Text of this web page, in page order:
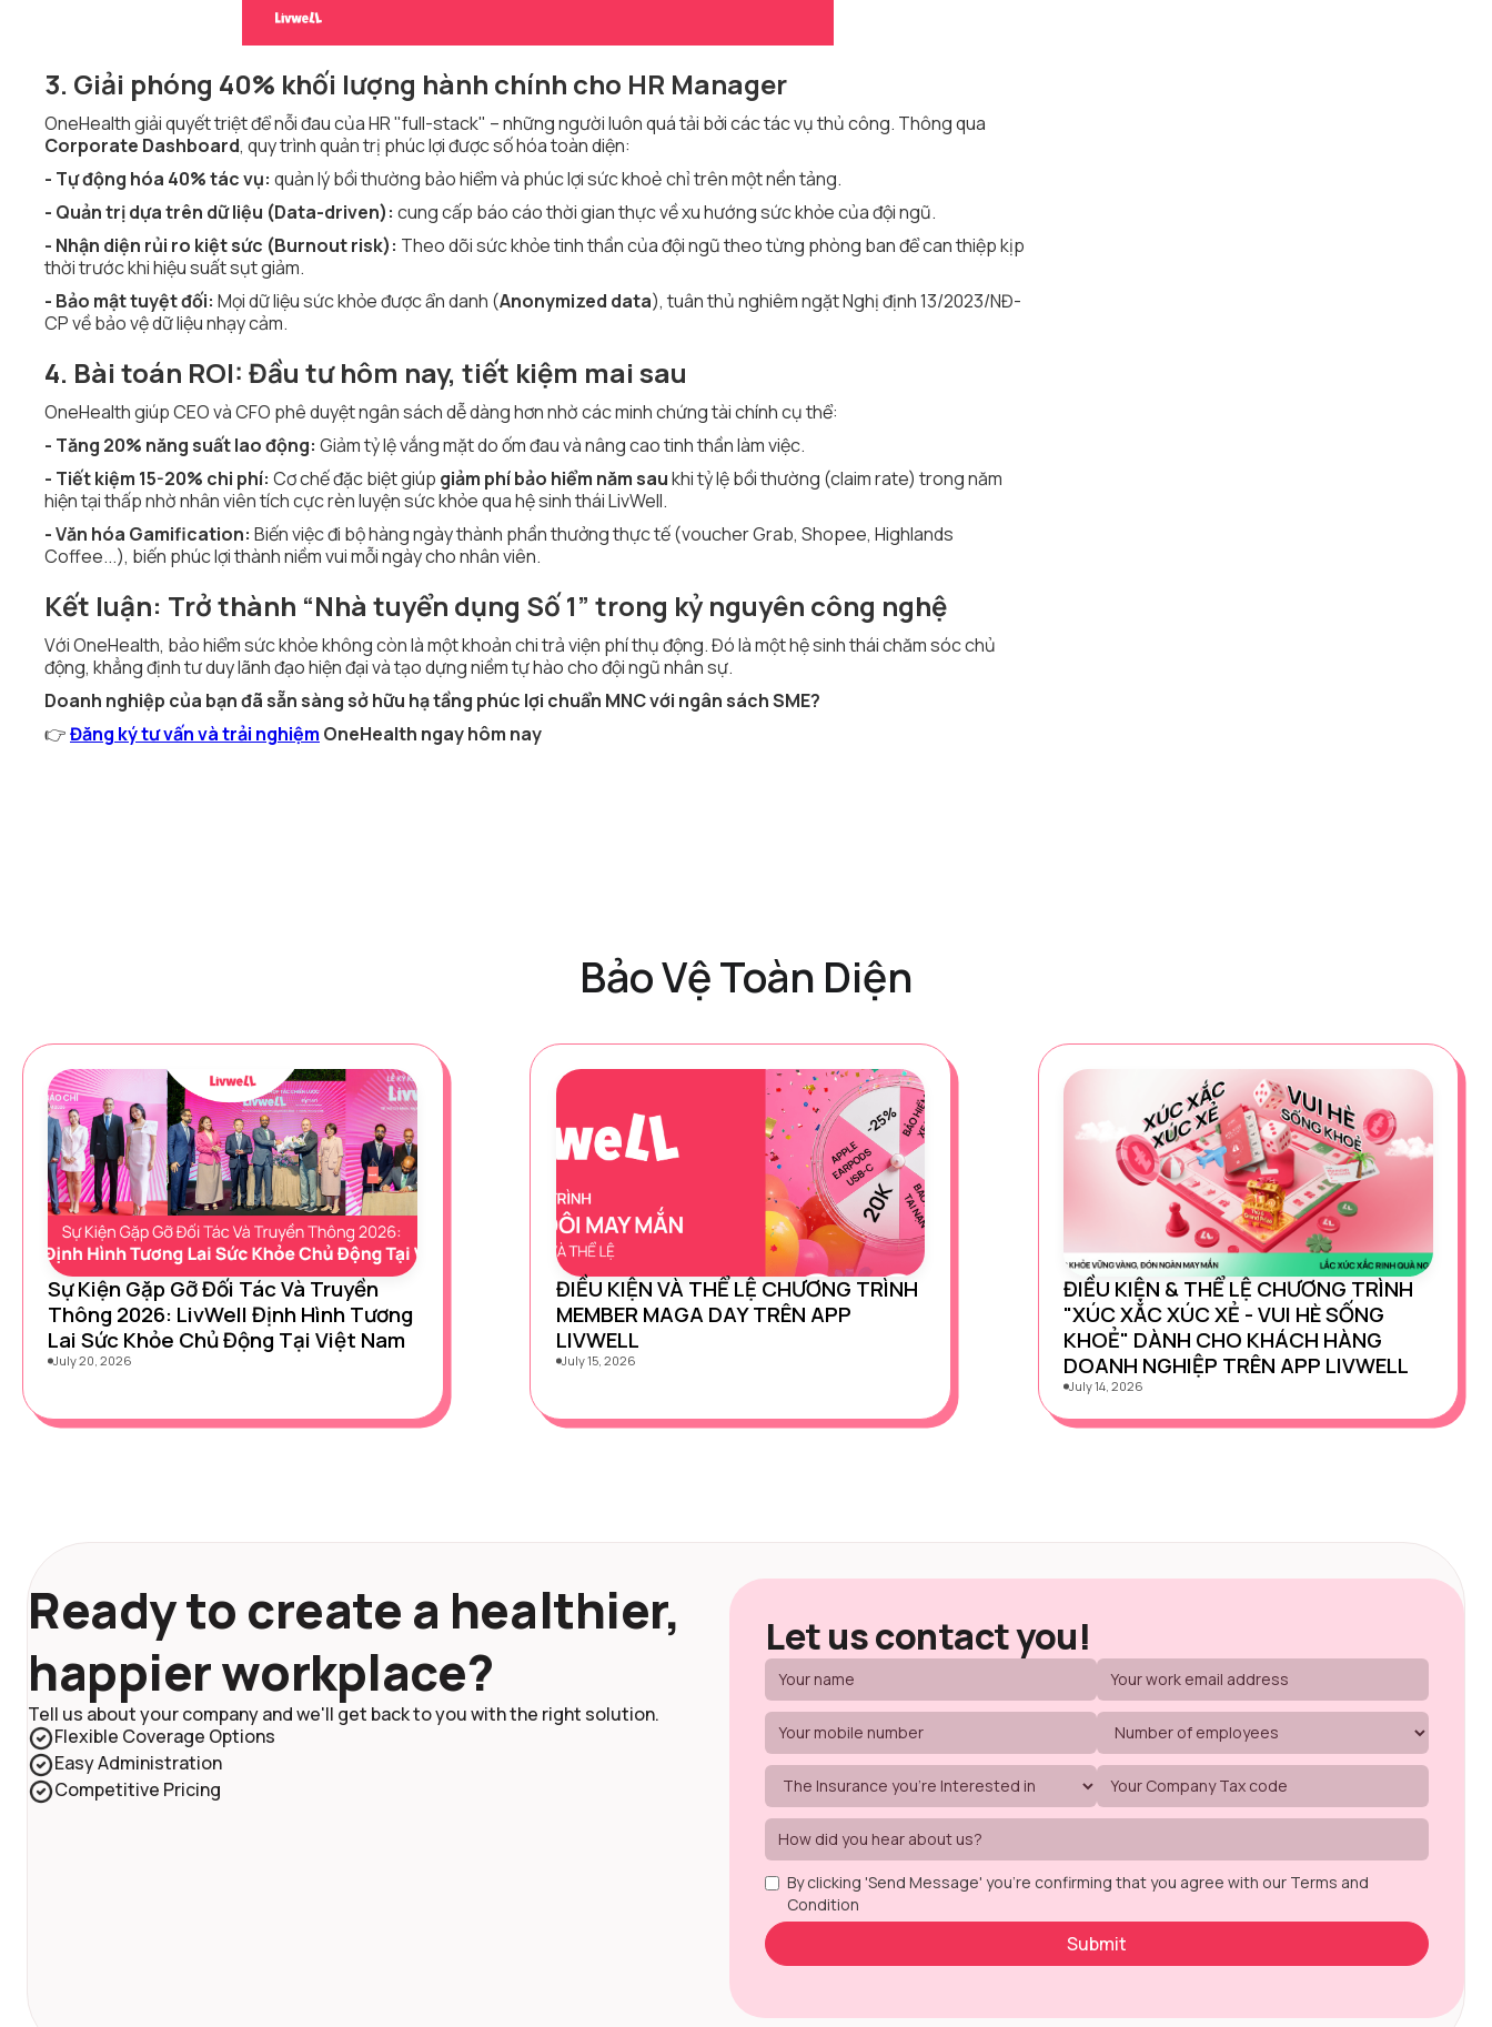
3. Giải phóng 40% khối lượng hành chính cho HR Manager
OneHealth giải quyết triệt để nỗi đau của HR "full-stack" – những người luôn quá tải bởi các tác vụ thủ công. Thông qua
Corporate Dashboard, quy trình quản trị phúc lợi được số hóa toàn diện:
- Tự động hóa 40% tác vụ: quản lý bồi thường bảo hiểm và phúc lợi sức khoẻ chỉ trên một nền tảng.
- Quản trị dựa trên dữ liệu (Data-driven): cung cấp báo cáo thời gian thực về xu hướng sức khỏe của đội ngũ.
- Nhận diện rủi ro kiệt sức (Burnout risk): Theo dõi sức khỏe tinh thần của đội ngũ theo từng phòng ban để can thiệp kịp
thời trước khi hiệu suất sụt giảm.
- Bảo mật tuyệt đối: Mọi dữ liệu sức khỏe được ẩn danh (Anonymized data), tuân thủ nghiêm ngặt Nghị định 13/2023/NĐ-
CP về bảo vệ dữ liệu nhạy cảm.
4. Bài toán ROI: Đầu tư hôm nay, tiết kiệm mai sau
OneHealth giúp CEO và CFO phê duyệt ngân sách dễ dàng hơn nhờ các minh chứng tài chính cụ thể:
- Tăng 20% năng suất lao động: Giảm tỷ lệ vắng mặt do ốm đau và nâng cao tinh thần làm việc.
- Tiết kiệm 15-20% chi phí: Cơ chế đặc biệt giúp giảm phí bảo hiểm năm saukhi tỷ lệ bồi thường (claim rate) trong năm
hiện tại thấp nhờ nhân viên tích cực rèn luyện sức khỏe qua hệ sinh thái LivWell.
- Văn hóa Gamification: Biến việc đi bộ hàng ngày thành phần thưởng thực tế (voucher Grab, Shopee, Highlands
Coffee...), biến phúc lợi thành niềm vui mỗi ngày cho nhân viên.
Kết luận: Trở thành “Nhà tuyển dụng Số 1” trong kỷ nguyên công nghệ
Với OneHealth, bảo hiểm sức khỏe không còn là một khoản chi trả viện phí thụ động. Đó là một hệ sinh thái chăm sóc chủ
động, khẳng định tư duy lãnh đạo hiện đại và tạo dựng niềm tự hào cho đội ngũ nhân sự.
Doanh nghiệp của bạn đã sẵn sàng sở hữu hạ tầng phúc lợi chuẩn MNC với ngân sách SME?
👉Đăng ký tư vấn và trải nghiệm OneHealth ngay hôm nay
Bảo Vệ Toàn Diện
Sự Kiện Gặp Gỡ Đối Tác Và Truyền
Thông 2026: LivWell Định Hình Tương
Lai Sức Khỏe Chủ Động Tại Việt Nam
July 20, 2026
ĐIỀU KIỆN VÀ THỂ LỆ CHƯƠNG TRÌNH
MEMBER MAGA DAY TRÊN APP
LIVWELL
July 15, 2026
ĐIỀU KIỆN & THỂ LỆ CHƯƠNG TRÌNH
"XÚC XẮC XÚC XẺ - VUI HÈ SỐNG
KHOẺ" DÀNH CHO KHÁCH HÀNG
DOANH NGHIỆP TRÊN APP LIVWELL
July 14, 2026
Ready to create a healthier,
happier workplace?
Tell us about your company and we'll get back to you with the right solution.
Flexible Coverage Options
Easy Administration
Competitive Pricing
Let us contact you!
By clicking 'Send Message' you're confirming that you agree with our Terms and
Condition